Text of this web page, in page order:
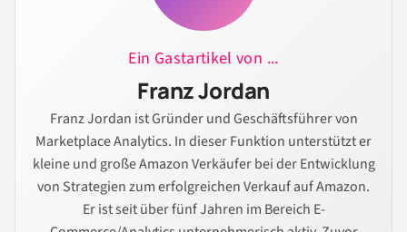
Ein Gastartikel von ...
Franz Jordan
Franz Jordan ist Gründer und Geschäftsführer von
Marketplace Analytics. In dieser Funktion unterstützt er
kleine und große Amazon Verkäufer bei der Entwicklung
von Strategien zum erfolgreichen Verkauf auf Amazon.
Er ist seit über fünf Jahren im Bereich E-